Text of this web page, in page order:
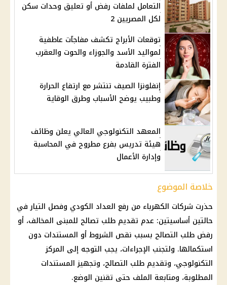
التعامل لملفات رفض أو تعليق وحدات سكن
لكل المصريين 2
توقعات الأبراج تكشف مفاجآت عاطفية
لمواليد الأسد والجوزاء والحوت والعقرب
الفترة القادمة
إنفلونزا الصيف تنتشر مع ارتفاع الحرارة
وطبيب يوضح الأسباب وطرق الوقاية
المعهد التكنولوجي العالي يعلن وظائف
هيئة تدريس بفرع مطروح في المحاسبة
وإدارة الأعمال
خلاصة الموضوع
حذرت شركات الكهرباء من رفع العداد الكودي وفصل التيار في
حالتين أساسيتين: عدم تقديم طلب تصالح للمبنى المخالف، أو
رفض طلب التصالح بسبب نقص الشروط أو المستندات دون
استكمالها. ولتجنب الإجراءات، يجب التوجه إلى المركز
التكنولوجي، وتقديم طلب التصالح، وتجهيز المستندات
المطلوبة، ومتابعة الملف حتى تقنين الوضع.